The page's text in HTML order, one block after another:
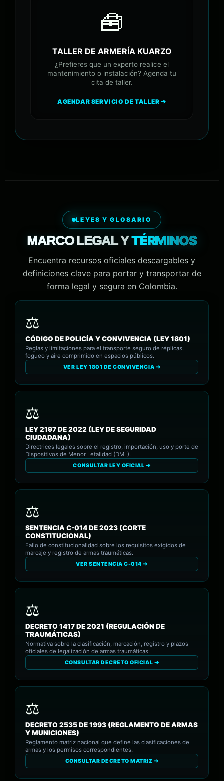
🧰
TALLER DE ARMERÍA KUARZO
¿Prefieres que un experto realice el
mantenimiento o instalación? Agenda tu
cita de taller.
AGENDAR SERVICIO DE TALLER ➔
LEYES Y GLOSARIO
MARCO LEGAL YTÉRMINOS
Encuentra recursos oficiales descargables y
definiciones clave para portar y transportar de
forma legal y segura en Colombia.
CÓDIGO DE POLICÍA Y CONVIVENCIA (LEY 1801)
Reglas y limitaciones para el transporte seguro de réplicas,
fogueo y aire comprimido en espacios públicos.
VER LEY 1801 DE CONVIVENCIA ➔
LEY 2197 DE 2022 (LEY DE SEGURIDAD
CIUDADANA)
Directrices legales sobre el registro, importación, uso y porte de
Dispositivos de Menor Letalidad (DML).
CONSULTAR LEY OFICIAL ➔
SENTENCIA C-014 DE 2023 (CORTE
CONSTITUCIONAL)
Fallo de constitucionalidad sobre los requisitos exigidos de
marcaje y registro de armas traumáticas.
VER SENTENCIA C-014 ➔
DECRETO 1417 DE 2021 (REGULACIÓN DE
TRAUMÁTICAS)
Normativa sobre la clasificación, marcación, registro y plazos
oficiales de legalización de armas traumáticas.
CONSULTAR DECRETO OFICIAL ➔
DECRETO 2535 DE 1993 (REGLAMENTO DE ARMAS
Y MUNICIONES)
Reglamento matriz nacional que define las clasificaciones de
armas y los permisos correspondientes.
CONSULTAR DECRETO MATRIZ ➔